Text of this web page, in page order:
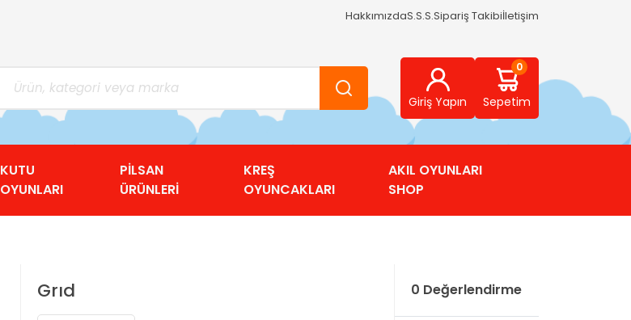
HakkımızdaS.S.S.Sipariş Takibiİletişim
Giriş Yapın
0
Sepetim
KUTU
OYUNLARI
PİLSAN
ÜRÜNLERİ
KREŞ
OYUNCAKLARI
AKIL OYUNLARI
SHOP
Grıd 0 Değerlendirme